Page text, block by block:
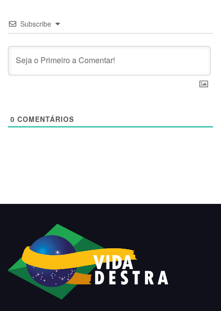
Subscribe
0 COMENTÁRIOS